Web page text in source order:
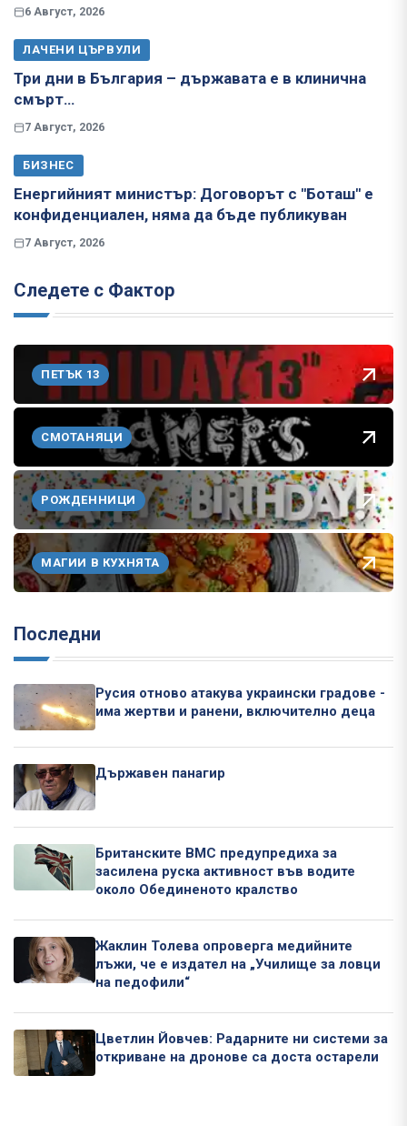
6 Август, 2026
ЛАЧЕНИ ЦЪРВУЛИ
Три дни в България – държавата е в клинична
смърт…
7 Август, 2026
БИЗНЕС
Енергийният министър: Договорът с "Боташ" е
конфиденциален, няма да бъде публикуван
7 Август, 2026
Следете с Фактор
ПЕТЪК 13
СМОТАНЯЦИ
РОЖДЕННИЦИ
МАГИИ В КУХНЯТА
Последни
Русия отново атакува украински градове -
има жертви и ранени, включително деца
Държавен панагир
Британските ВМС предупредиха за
засилена руска активност във водите
около Обединеното кралство
Жаклин Толева опроверга медийните
лъжи, че е издател на „Училище за ловци
на педофили“
Цветлин Йовчев: Радарните ни системи за
откриване на дронове са доста остарели